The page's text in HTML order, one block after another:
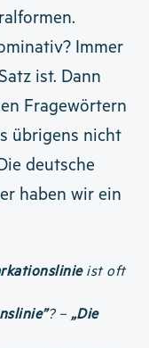
Immer
ist. Dann
Fragewörtern
übrigens nicht
deutsche
haben wir ein
ist oft
? – „Die